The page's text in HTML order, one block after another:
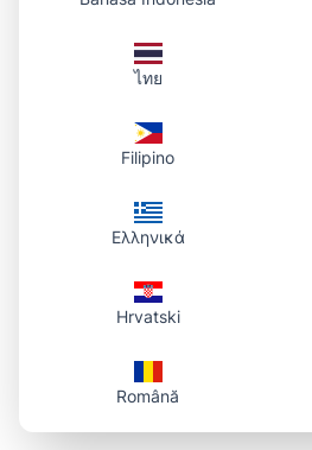
ไทย
Filipino
Ελληνικά
Hrvatski
Română